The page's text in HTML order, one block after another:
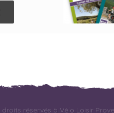
réservés à Vélo Loisir